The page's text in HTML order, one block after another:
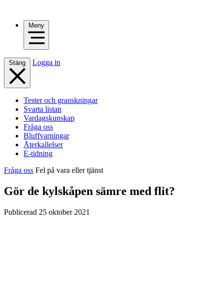
Meny
Stäng Logga in
Tester och granskningar
Svarta listan
Vardagskunskap
Fråga oss
Bluffvarningar
Återkallelser
E-tidning
Fråga oss Fel på vara eller tjänst
Gör de kylskåpen sämre med flit?
Publicerad 25 oktober 2021